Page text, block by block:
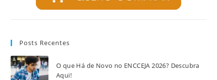
Posts Recentes
O que Há de Novo no ENCCEJA 2026? Descubra
Aqui!